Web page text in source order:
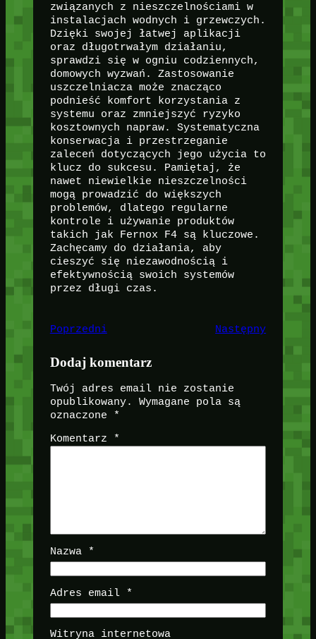
związanych z nieszczelnościami w
instalacjach wodnych i grzewczych.
Dzięki swojej łatwej aplikacji
oraz długotrwałym działaniu,
sprawdzi się w ogniu codziennych,
domowych wyzwań. Zastosowanie
uszczelniacza może znacząco
podnieść komfort korzystania z
systemu oraz zmniejszyć ryzyko
kosztownych napraw. Systematyczna
konserwacja i przestrzeganie
zaleceń dotyczących jego użycia to
klucz do sukcesu. Pamiętaj, że
nawet niewielkie nieszczelności
mogą prowadzić do większych
problemów, dlatego regularne
kontrole i używanie produktów
takich jak Fernox F4 są kluczowe.
Zachęcamy do działania, aby
cieszyć się niezawodnością i
efektywnością swoich systemów
przez długi czas.
Poprzedni Następny
Dodaj komentarz
Twój adres email nie zostanie
opublikowany.
Wymagane pola są
oznaczone
*
Komentarz *
Nazwa *
Adres email *
Witryna internetowa